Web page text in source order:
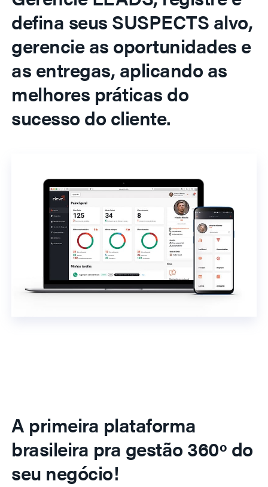
defina seus SUSPECTS alvo,
gerencie as oportunidades e
as entregas, aplicando as
melhores práticas do
sucesso do cliente.
A primeira plataforma
brasileira pra gestão 360º do
seu negócio!